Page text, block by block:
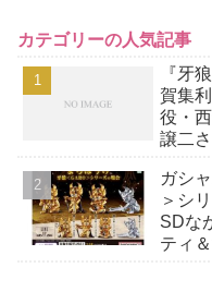
カテゴリーの人気記事
『牙
賀集
役・
譲二
ガシ
＞シ
SDな
ティ